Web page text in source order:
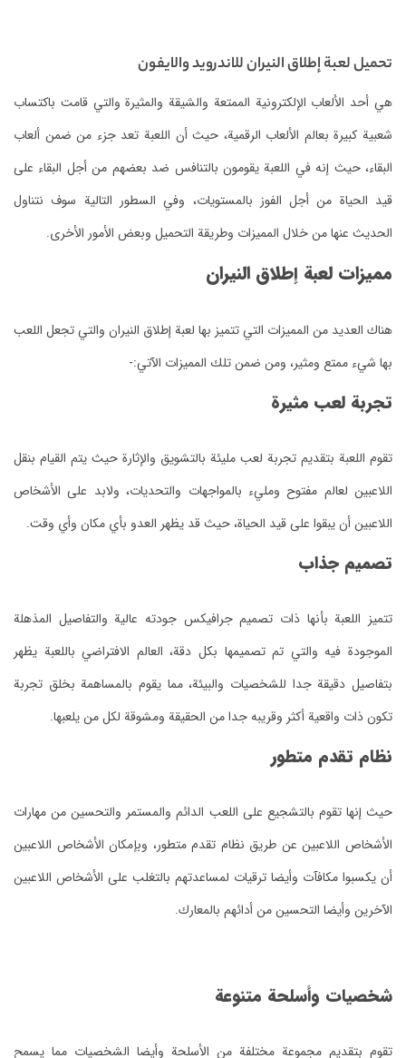
تحميل لعبة إطلاق النيران للاندرويد والايفون
هي أحد الألعاب الإلكترونية الممتعة والشيقة والمثيرة والتي قامت باكتساب
شعبية كبيرة بعالم الألعاب الرقمية، حيث أن اللعبة تعد جزء من ضمن ألعاب
البقاء، حيث إنه في اللعبة يقومون بالتنافس ضد بعضهم من أجل البقاء على
قيد الحياة من أجل الفوز بالمستويات، وفي السطور التالية سوف نتناول
الحديث عنها من خلال المميزات وطريقة التحميل وبعض الأمور الأخرى.
مميزات لعبة إطلاق النيران
هناك العديد من المميزات التي تتميز بها لعبة إطلاق النيران والتي تجعل اللعب
بها شيء ممتع ومثير، ومن ضمن تلك المميزات الآتي:-
تجربة لعب مثيرة
تقوم اللعبة بتقديم تجربة لعب مليئة بالتشويق والإثارة حيث يتم القيام بنقل
اللاعبين لعالم مفتوح ومليء بالمواجهات والتحديات، ولابد على الأشخاص
اللاعبين أن يبقوا على قيد الحياة، حيث قد يظهر العدو بأي مكان وأي وقت.
تصميم جذاب
تتميز اللعبة بأنها ذات تصميم جرافيكس جودته عالية والتفاصيل المذهلة
الموجودة فيه والتي تم تصميمها بكل دقة، العالم الافتراضي باللعبة يظهر
بتفاصيل دقيقة جدا للشخصيات والبيئة، مما يقوم بالمساهمة بخلق تجربة
تكون ذات واقعية أكثر وقريبه جدا من الحقيقة ومشوقة لكل من يلعبها.
نظام تقدم متطور
حيث إنها تقوم بالتشجيع على اللعب الدائم والمستمر والتحسين من مهارات
الأشخاص اللاعبين عن طريق نظام تقدم متطور، وبإمكان الأشخاص اللاعبين
أن يكسبوا مكافآت وأيضا ترقيات لمساعدتهم بالتغلب على الأشخاص اللاعبين
الآخرين وأيضا التحسين من أدائهم بالمعارك.
شخصيات وأسلحة متنوعة
تقوم بتقديم مجموعة مختلفة من الأسلحة وأيضا الشخصيات مما يسمح